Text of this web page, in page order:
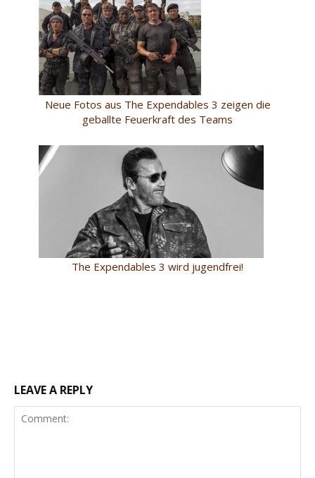
Neue Fotos aus The Expendables 3 zeigen die
geballte Feuerkraft des Teams
The Expendables 3 wird jugendfrei!
LEAVE A REPLY